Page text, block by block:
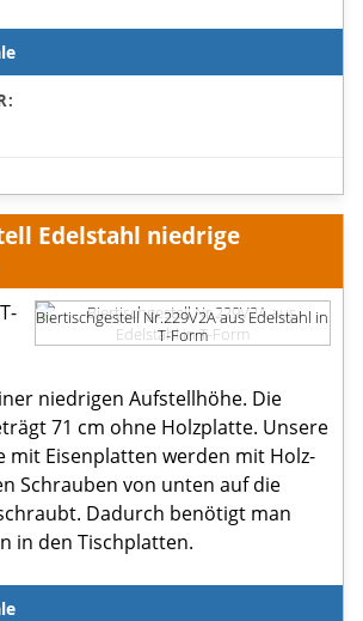
Edelstahl niedrige
Biertischgestell Nr.229V2A aus Edelstahl in
T-Form
niedrigen Aufstellhöhe. Die
71 cm ohne Holzplatte. Unsere
mit Eisenplatten werden mit Holz-
Schrauben von unten auf die
Dadurch benötigt man
in den Tischplatten.